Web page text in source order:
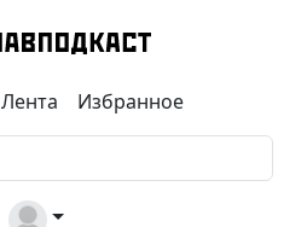
Лента Избранное